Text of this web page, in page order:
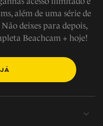
além de uma série de
deixes para depois,
Beachcam + hoje!